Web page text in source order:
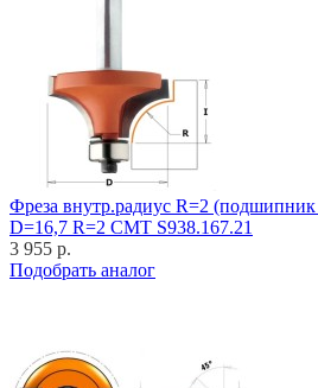
Фреза внутр.радиус R=2
D=16,7 R=2 CMT S938.167.21
3 955 р.
Подобрать аналог